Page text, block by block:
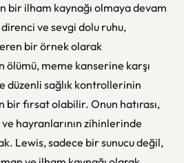
bir ilham kaynağı olmaya devam
ve sevgi dolu ruhu,
bir örnek olarak
ölümü, meme kanserine karşı
düzenli sağlık kontrollerinin
fırsat olabilir. Onun hatırası,
hayranlarının zihinlerinde
Lewis, sadece bir sunucu değil,